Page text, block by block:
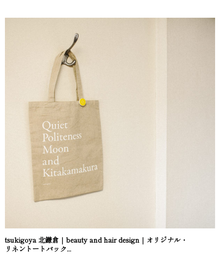
tsukigoya 北鎌倉｜beauty and hair design｜オリジナル・
リネントートバック...